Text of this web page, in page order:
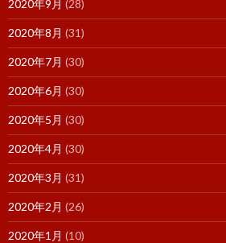
2020年9月 (28)
2020年8月 (31)
2020年7月 (30)
2020年6月 (30)
2020年5月 (30)
2020年4月 (30)
2020年3月 (31)
2020年2月 (26)
2020年1月 (10)